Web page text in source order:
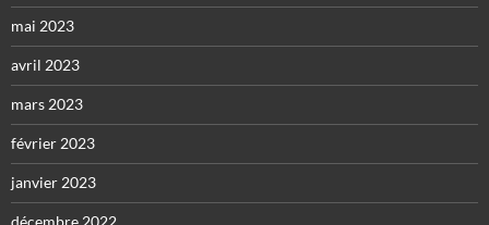
mai 2023
avril 2023
mars 2023
février 2023
janvier 2023